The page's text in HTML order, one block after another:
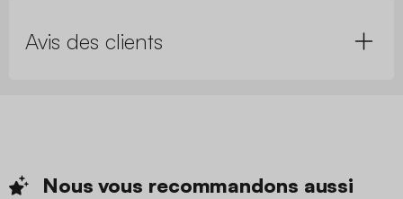
Avis des clients
Nous vous recommandons aussi